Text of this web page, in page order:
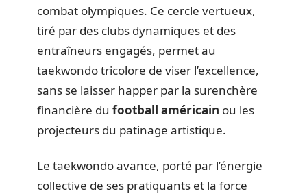
combat olympiques. Ce cercle vertueux,
tiré par des clubs dynamiques et des
entraîneurs engagés, permet au
taekwondo tricolore de viser l’excellence,
sans se laisser happer par la surenchère
financière du football américain ou les
projecteurs du patinage artistique.
Le taekwondo avance, porté par l’énergie
collective de ses pratiquants et la force